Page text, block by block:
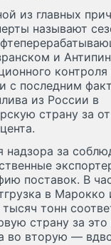
из главных
называют
и
с последним
из России в
страну за
надзора за
поставок. В
в
тонн
страну за
во вторую —